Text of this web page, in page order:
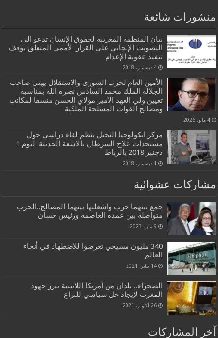
منشورات شائعة
بيان المنظمة المغربية لحقوق الإنسان تدعو الى
التصويت الإيجابي على القرار الأممي المتعلق بوقف
تنفيذ عقوبة الإعدام
4 ديسمبر، 2018
الأمين العام لحزب الشورى والاستقلال يهنئ صاحب
الجلالة الملك محمد السادس نصره الله بمناسبة
تعيين ولي العهد الأمير مولاي الحسن منسقا لمكاتب
ومصالح القوات المسلحة الملكية
4 مايو، 2026
مركز انكولوجيا النخيل ينظم لقاء دراسي حول
مستجدات علاج السرطان بالاشعة الحديتة اليوم 1
دجنبر 2018 بالرباط
1 ديسمبر، 2018
مشاركات عشوائية
جمع بينهما حزب واشعلتها بينهما المصالح..الحرب
متواصلة بين عمدة العاصمة ورئيس حسان
9 مايو، 2023
340 مليون مسيحي تعرضوا للاضطهاد في أنحاء
العالم
14 يناير، 2021
الصحراء.. بلدان من أمريكا اللاتينية تبرز جهود
المغرب لإيجاد حل سياسي للنزاع
26 أكتوبر، 2021
آخر المشاركات